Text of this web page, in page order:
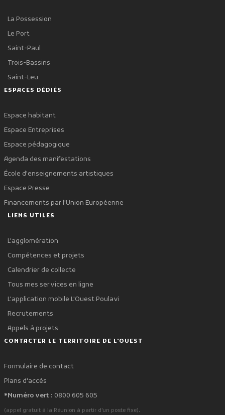
La Possession
Le Port
Saint-Paul
Trois-Bassins
Saint-Leu
ESPACES DÉDIÉS
Espace habitant
Espace Entreprises
Espace pédagogique
Agenda des manifestations
École d'enseignements artistiques
Espace Presse
Financements par l'Union Européenne
LIENS UTILES
L'agglomération
Compétences et projets
Calendrier de collecte
Tous mes services en ligne
L'application mobile L'Ouest Poulavi
Recrutements
Appels à projets
CONTACTER LE TERRITOIRE DE L'OUEST
Formulaire de contact
Plans d'accès
*Numéro vert : 0800 605 605
(appel gratuit à la Réunion à partir d'un poste fixe).